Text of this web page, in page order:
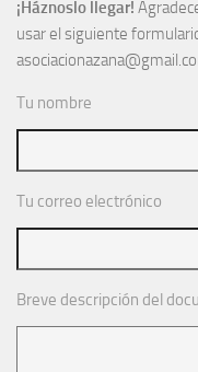
Noticias
¡Háznoslo llegar!
usar el siguiente
Tu nombre
Tu correo electrónico
Breve descripción del